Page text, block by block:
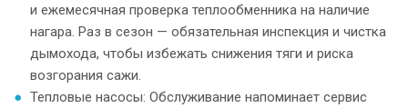
и ежемесячная проверка теплообменника на наличие
нагара. Раз в сезон — обязательная инспекция и чистка
дымохода, чтобы избежать снижения тяги и риска
возгорания сажи.
Тепловые насосы: Обслуживание напоминает сервис